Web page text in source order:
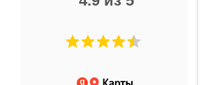
Не понравились условия
и дают только на год)